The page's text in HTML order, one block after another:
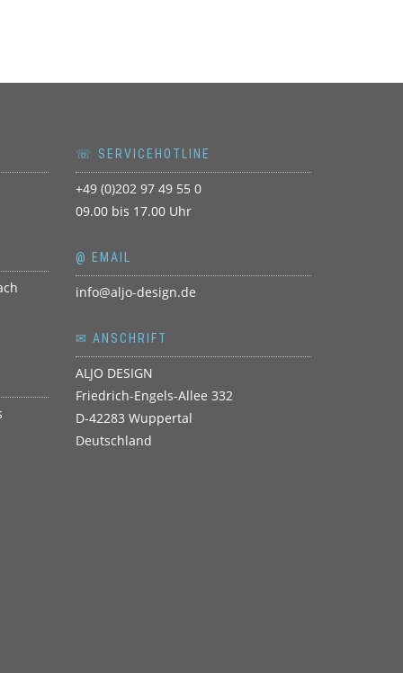
☏ SERVICEHOTLINE
+49 (0)202 97 49 55 0
09.00 bis 17.00 Uhr
@ EMAIL
info@aljo-design.de
✉ ANSCHRIFT
ALJO DESIGN
Friedrich-Engels-Allee 332
D-42283 Wuppertal
Deutschland